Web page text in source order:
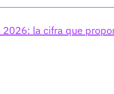
la cifra que